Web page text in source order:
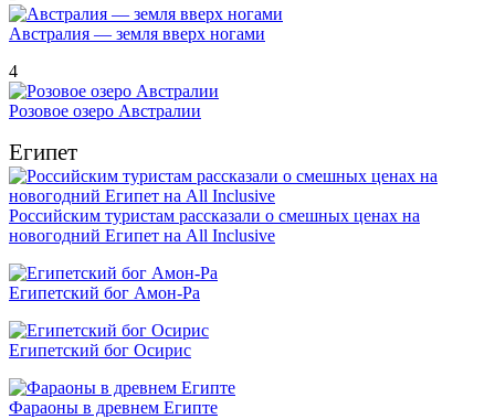
Австралия — земля вверх ногами
4
Розовое озеро Австралии
Египет
Российским туристам рассказали о смешных ценах на
новогодний Египет на All Inclusive
Египетский бог Амон-Ра
Египетский бог Осирис
Фараоны в древнем Египте